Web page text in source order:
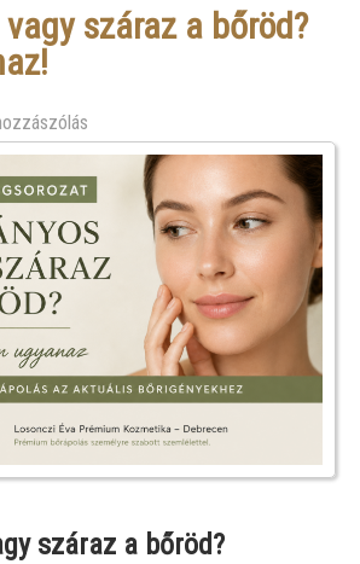
száraz a bőröd?
száraz a bőröd?